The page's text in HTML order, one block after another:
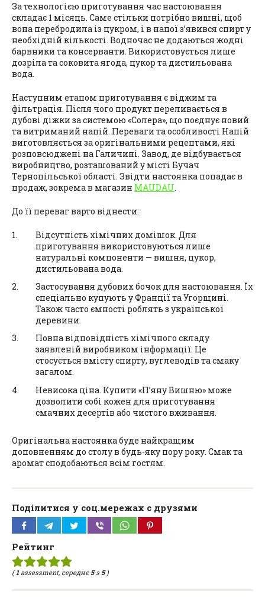
За технологією приготування час настоювання
складає 1 місяць. Саме стільки потрібно вишні, щоб
вона перебродила із цукром, і в напої з’явився спирт у
необхідній кількості. Водночас не додаються жодні
барвники та консерванти. Використовується лише
дозріла та соковита ягода, цукор та дистильована
вода.
Наступним етапом приготування є віджим та
фільтрація. Після чого продукт переливається в
дубові діжки за системою «Солера», що поєднує новий
та витриманий напій. Переваги та особливості Напій
виготовляється за оригінальними рецептами, які
розповсюджені на Галичині. Завод, де відбувається
виробництво, розташований у місті Бучач
Тернопільської області. Звідти настоянка попадає в
продаж, зокрема в магазин MAUDAU.
До її переваг варто віднести:
Відсутність хімічних домішок. Для
приготування використовуються лише
натуральні компоненти — вишня, цукор,
дистильована вода.
Застосування дубових бочок для настоювання. Їх
спеціально купують у Франції та Угорщині.
Також часто ємності роблять з української
деревини.
Повна відповідність хімічного складу
заявленій виробником інформації. Це
стосується вмісту спирту, вуглеводів та смаку
загалом.
Невисока ціна. Купити «П’яну Вишню» може
дозволити собі кожен для приготування
смачних десертів або чистого вживання.
Оригінальна настоянка буде найкращим
доповненням до столу в будь-яку пору року. Смак та
аромат сподобаються всім гостям.
Поділитися у соц.мережах с друзями
Рейтинг
(1assessment, середнє5з 5)